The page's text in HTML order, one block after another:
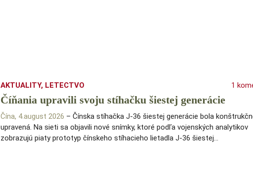
AKTUALITY, LETECTVO 1
Číňania upravili svoju stíhačku šiestej generácie
Čína, 4.august 2026 – Čínska stíhačka J-36 šiestej generácie bola
upravená. Na sieti sa objavili nové snímky, ktoré podľa vojenských analytikov
zobrazujú piaty prototyp čínskeho stíhacieho lietadla J-36 šiestej…